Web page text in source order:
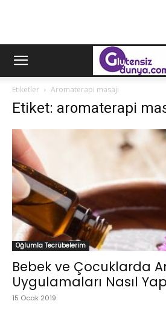
Etiketler Aromaterapi masajı
Etiket: aromaterapi
Oğlumla Tecrübelerim
Bebek ve Çocuklarda
Uygulamaları Nasıl
15 Ocak 2019